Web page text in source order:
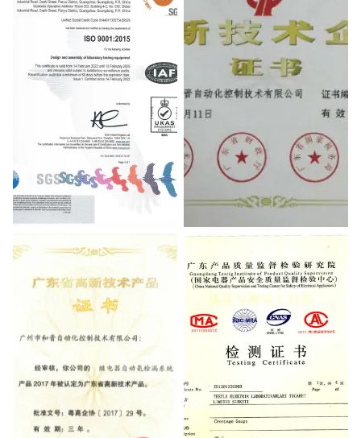
High-Tech Enterprises